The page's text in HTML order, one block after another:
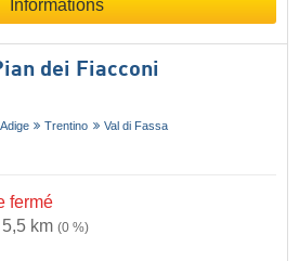
Informations
dei Fiacconi
Trentino Val di Fassa
fermé
km (0 %)